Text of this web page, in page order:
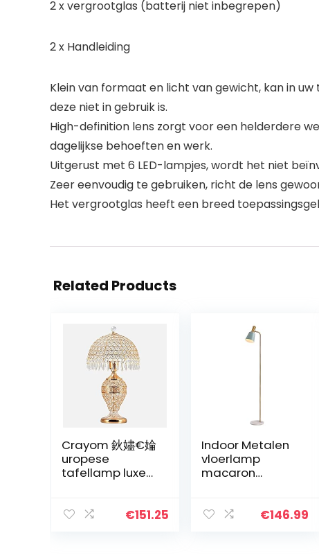
2 x vergrootglas (batterij niet inbegrepen)
2 x Handleiding
Klein van formaat en licht van gewicht, kan in
deze niet in gebruik is.
High-definition lens zorgt voor een helderdere
dagelijkse behoeften en werk.
Uitgerust met 6 LED-lampjes, wordt het niet
Zeer eenvoudig te gebruiken, richt de lens
Het vergrootglas heeft een breed
Related Products
Crayom 鈥嬧€婨
uropese
tafellamp luxe
slaapkamer
€151.25
Indoor Metalen
vloerlamp
macaron
woonkamer
€146.99